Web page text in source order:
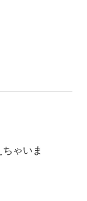
ゃいま